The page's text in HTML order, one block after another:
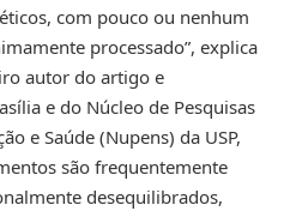
com pouco ou nenhum
processado”, explica
autor do artigo e
e do Núcleo de Pesquisas
e Saúde (Nupens) da USP,
são frequentemente
desequilibrados,